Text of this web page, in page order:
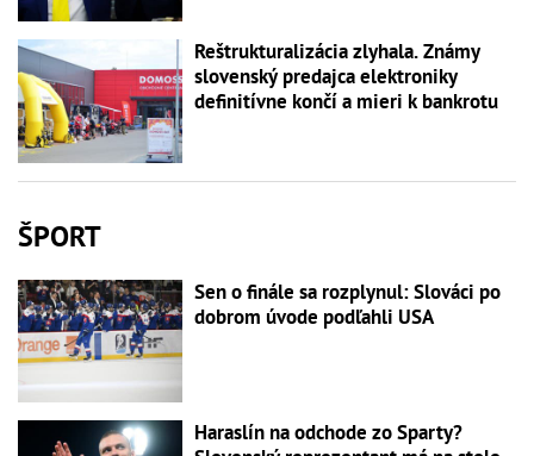
Reštrukturalizácia zlyhala. Známy
slovenský predajca elektroniky
definitívne končí a mieri k bankrotu
ŠPORT
Sen o finále sa rozplynul: Slováci po
dobrom úvode podľahli USA
Haraslín na odchode zo Sparty?